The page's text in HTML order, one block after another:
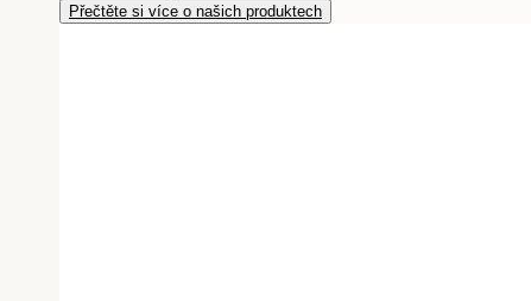
Přečtěte si více o našich produktech